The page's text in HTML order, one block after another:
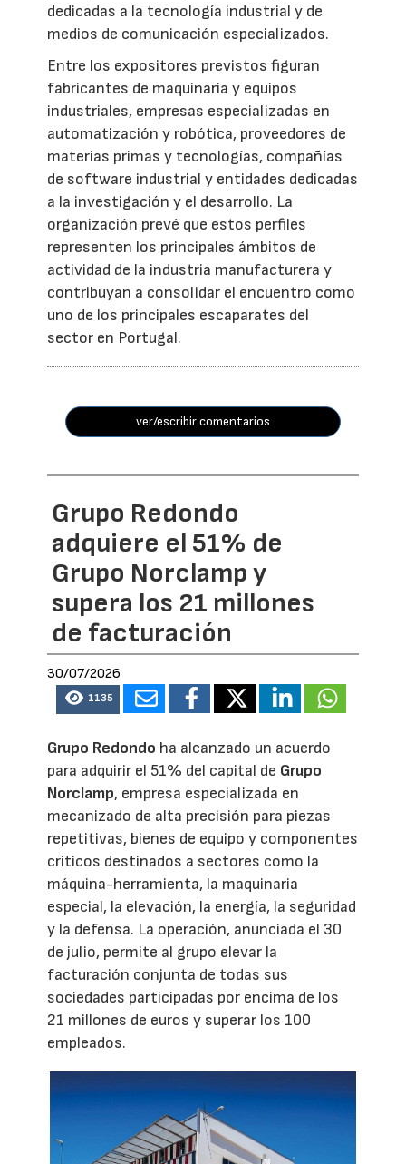
dedicadas a la tecnología industrial y de
medios de comunicación especializados.
Entre los expositores previstos figuran
fabricantes de maquinaria y equipos
industriales, empresas especializadas en
automatización y robótica, proveedores de
materias primas y tecnologías, compañías
de software industrial y entidades dedicadas
a la investigación y el desarrollo. La
organización prevé que estos perfiles
representen los principales ámbitos de
actividad de la industria manufacturera y
contribuyan a consolidar el encuentro como
uno de los principales escaparates del
sector en Portugal.
ver/escribir comentarios
Grupo Redondo
adquiere el 51% de
Grupo Norclamp y
supera los 21 millones
de facturación
30/07/2026
1135
Grupo Redondo ha alcanzado un acuerdo
para adquirir el 51% del capital de Grupo
Norclamp, empresa especializada en
mecanizado de alta precisión para piezas
repetitivas, bienes de equipo y componentes
críticos destinados a sectores como la
máquina-herramienta, la maquinaria
especial, la elevación, la energía, la seguridad
y la defensa. La operación, anunciada el 30
de julio, permite al grupo elevar la
facturación conjunta de todas sus
sociedades participadas por encima de los
21 millones de euros y superar los 100
empleados.